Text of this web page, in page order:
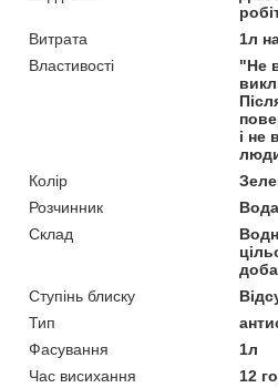
Витрата
1л
Властивості
"Не
і не
Колір
Розчинник
Вода
Склад
Ступінь блиску
Тип
Фасування
1л
Час висихання
12